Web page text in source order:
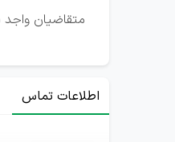
متقاضیان واجد
اطلاعات تماس